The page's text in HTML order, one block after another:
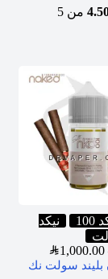
من 5
نيكد
SAR1,000.00
بليند سولت نك